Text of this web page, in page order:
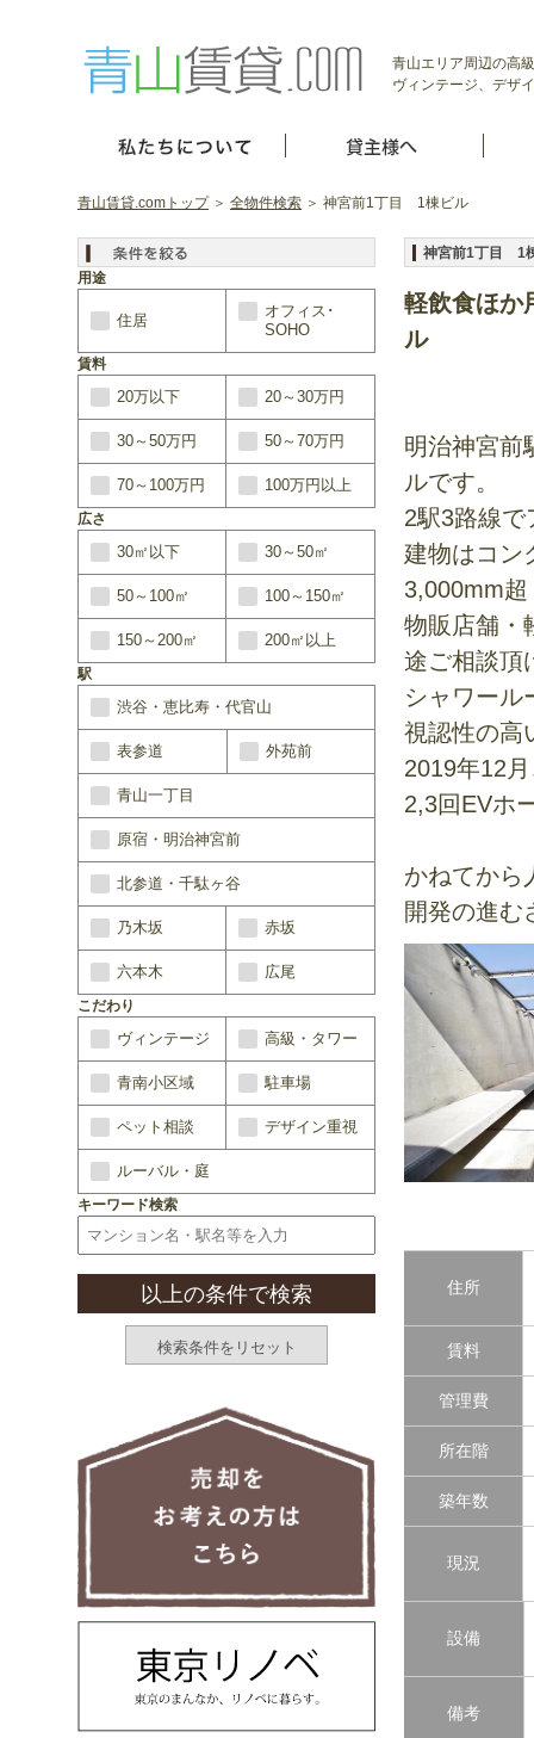
青山エリア周辺の高
ヴィンテージ、デザ
青山賃貸.comトップ＞ 全物件検索 ＞ 神宮前1丁目 1棟ビル
神宮前1丁目
軽飲食ほか
ル
明治神宮前
ルです。
2駅3路線
建物はコン
3,000mm超
物販店舗・
途ご相談頂
シャワール
視認性の高
2019年12
2,3回EVホ
かねてから
開発の進
住所
賃料
管理費
所在階
築年数
現況
設備
備考
用途
住居
オフィス･
SOHO
賃料
20万以下 20～30万円
30～50万円 50～70万円
70～100万円 100万円以上
広さ
30㎡以下 30～50㎡
50～100㎡ 100～150㎡
150～200㎡ 200㎡以上
駅
渋谷・恵比寿・代官山
表参道 外苑前
青山一丁目
原宿・明治神宮前
北参道・千駄ヶ谷
乃木坂 赤坂
六本木 広尾
こだわり
ヴィンテージ 高級・タワー
青南小区域 駐車場
ペット相談 デザイン重視
ルーバル・庭
キーワード検索